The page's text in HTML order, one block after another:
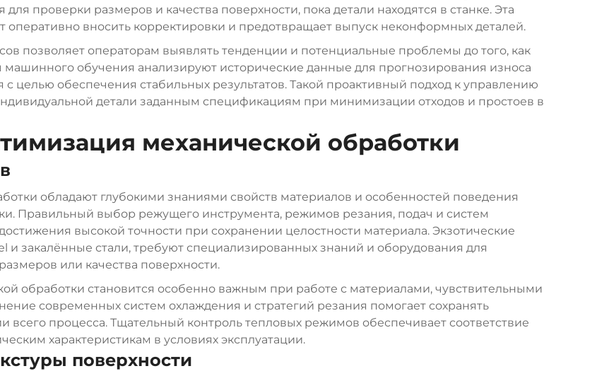
проверки размеров и качества поверхности, пока детали находятся в станке. Эта
оперативно вносить корректировки и предотвращает выпуск неконформных деталей.
позволяет операторам выявлять тенденции и потенциальные проблемы до того, как
обучения анализируют исторические данные для прогнозирования износа
целью обеспечения стабильных результатов. Такой проактивный подход к управлению
детали заданным спецификациям при минимизации отходов и простоев в
механической обработки
обладают глубокими знаниями свойств материалов и особенностей поведения
Правильный выбор режущего инструмента, режимов резания, подач и систем
высокой точности при сохранении целостности материала. Экзотические
и закалённые стали, требуют специализированных знаний и оборудования для
или качества поверхности.
обработки становится особенно важным при работе с материалами, чувствительными
современных систем охлаждения и стратегий резания помогает сохранять
всего процесса. Тщательный контроль тепловых режимов обеспечивает соответствие
характеристикам в условиях эксплуатации.
поверхности